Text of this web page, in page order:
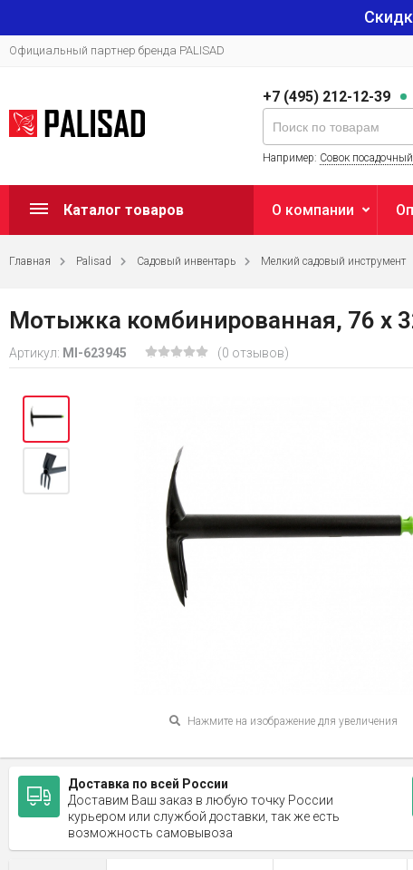
Официальный партнер бренда PALISAD
+7 (495) 212-12-39
Например: Совок посадочный
Каталог товаров О компании
Главная Palisad Садовый инвентарь Мелкий садовый инструмент
Мотыжка комбинированная, 76 х
Артикул: MI-623945 (0 отзывов)
Нажмите на изображение для увеличения
Доставка по всей России
Доставим Ваш заказ в любую точку России
курьером или службой доставки, так же есть
возможность самовывоза